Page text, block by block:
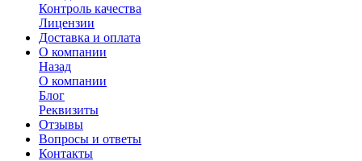
Контроль качества
Лицензии
Доставка и оплата
О компании
Назад
О компании
Блог
Реквизиты
Отзывы
Вопросы и ответы
Контакты